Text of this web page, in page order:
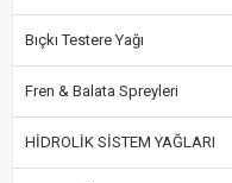
Bıçkı Testere Yağı
Fren & Balata Spreyleri
HİDROLİK SİSTEM YAĞLARI